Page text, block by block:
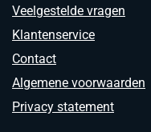
Veelgestelde vragen
Klantenservice
Contact
Algemene voorwaarden
Privacy statement